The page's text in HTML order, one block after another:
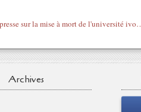
Conférence de presse sur la
Archives